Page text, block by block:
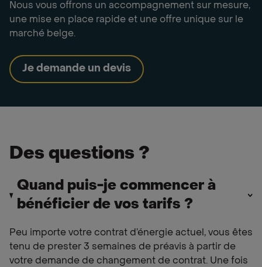
Nous vous offrons un accompagnement sur mesure,
une mise en place rapide et une offre unique sur le
marché belge.
Je demande un devis
Des questions ?
Quand puis-je commencer à
bénéficier de vos tarifs ?
Peu importe votre contrat d’énergie actuel, vous êtes
tenu de prester 3 semaines de préavis à partir de
votre demande de changement de contrat. Une fois